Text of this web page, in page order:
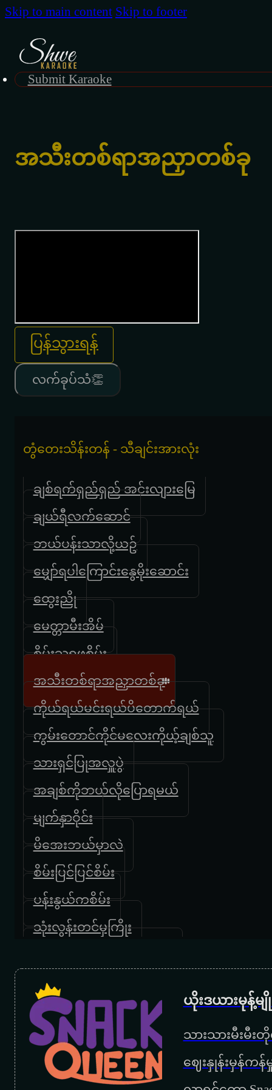
Skip to main content Skip to footer
Submit Karaoke
အသီးတစ်ရာအညှာတစ်ခု
ပြန်သွားရန်
လက်ခုပ်သံ👏
တွံတေးသိန်းတန် - သီချင်းအားလုံး
ချစ်ရက်ရှည်ရှည် အင်းလျားမြေ
ချယ်ရီလက်ဆောင်
ဘယ်ပန်းသာလို့ယဥ်
မျှော်ရပါကြောင်းနွေမိုးဆောင်း
ထွေးညို
မေတ္တာမီးအိမ်
စိမ်းသရဖူစိမ်း
အသီးတစ်ရာအညှာတစ်ခု
ကိုယ်ရယ်မင်းရယ်ပိတောက်ရယ်
ကွမ်းတောင်ကိုင်မလေးကိုယ့်ချစ်သူ
သားရှင်ပြုအလှူပွဲ
အချစ်ကိုဘယ်လိုပြောရမယ်
မျက်နှာဝိုင်း
မိအေးဘယ်မှာလဲ
စိမ်းပြင်ပြင်စိမ်း
ပန်းနွယ်ကစိမ်း
သုံးလွန်းတင်မှကြိုး
လောကဓမ္မတာ
လေးဆယ်ကျော်အချစ်
မြသီတာအကြိုထောက်ပေမယ့်
ချစ်သည်းဘယ်ခါရှိပါ့မလဲ
ယိုးဒယားမုန့်
သားသားမီးမီး
ဈေးနှုန်းမှန်က